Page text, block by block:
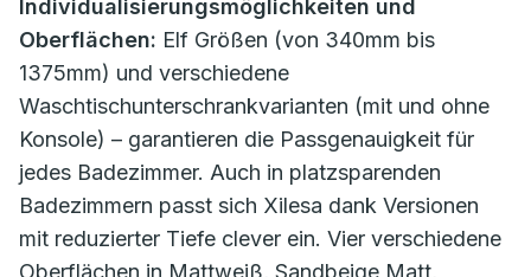
Individualisierungsmöglichkeiten und
Oberflächen: Elf Größen (von 340mm bis
1375mm) und verschiedene
Waschtischunterschrankvarianten (mit und ohne
Konsole) – garantieren die Passgenauigkeit für
jedes Badezimmer. Auch in platzsparenden
Badezimmern passt sich Xilesa dank Versionen
mit reduzierter Tiefe clever ein. Vier verschiedene